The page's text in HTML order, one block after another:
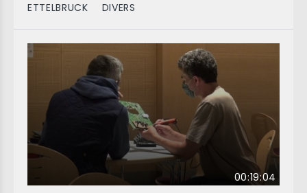
ETTELBRUCK DIVERS
00:19:04